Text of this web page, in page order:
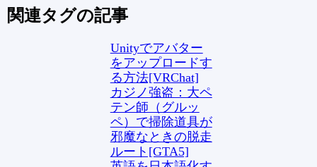
関連タグの記事
Unityでアバター
をアップロードす
る方法[VRChat]
カジノ強盗：大ペ
テン師（グルッ
ペ）で掃除道具が
邪魔なときの脱走
ルート[GTA5]